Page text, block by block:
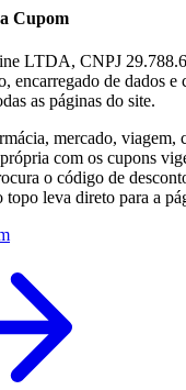
Cupom
LTDA, CNPJ
encarregado de dados e
as páginas do site.
mercado, viagem,
com os cupons
o código de
topo leva direto para a